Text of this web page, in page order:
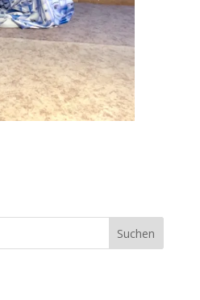
Suchen